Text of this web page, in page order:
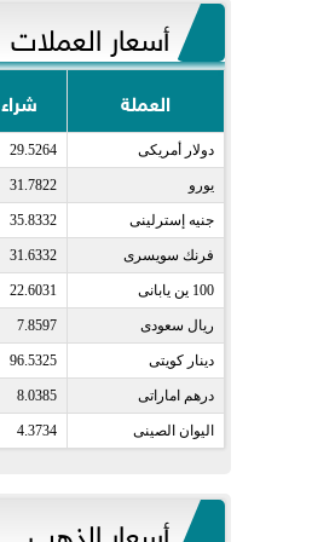
أسعار العملات
العملة شراء
دولار أمريكى​ 29.5264
يورو​ 31.7822
جنيه إسترلينى​ 35.8332
فرنك سويسرى​ 31.6332
100 ين يابانى​ 22.6031
ريال سعودى​ 7.8597
دينار كويتى​ 96.5325
درهم اماراتى​ 8.0385
اليوان الصينى​ 4.3734
أسعار الذهب